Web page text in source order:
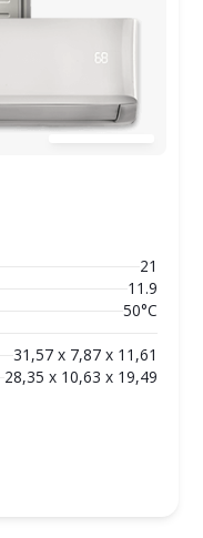
21
11.9
50°C
31,57 x 7,87 x 11,61
28,35 x 10,63 x 19,49